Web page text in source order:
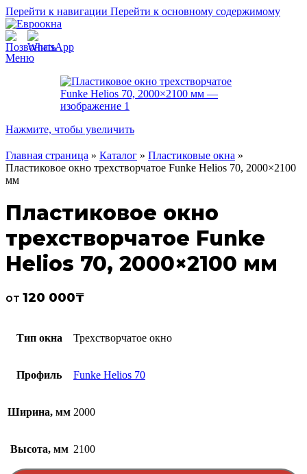
Перейти к навигации Перейти к основному содержимому
Меню
Нажмите, чтобы увеличить
Главная страница » Каталог » Пластиковые окна »
Пластиковое окно трехстворчатое Funke Helios 70, 2000×2100
мм
Пластиковое окно
трехстворчатое Funke
Helios 70, 2000×2100 мм
от 120 000₸
Тип окна Трехстворчатое окно
Профиль Funke Helios 70
Ширина, мм 2000
Высота, мм 2100